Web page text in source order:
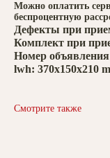
Можно оплатить
беспроцентную
Дефекты при
Комплект при
Номер
lwh: 370x150x210
Смотрите также